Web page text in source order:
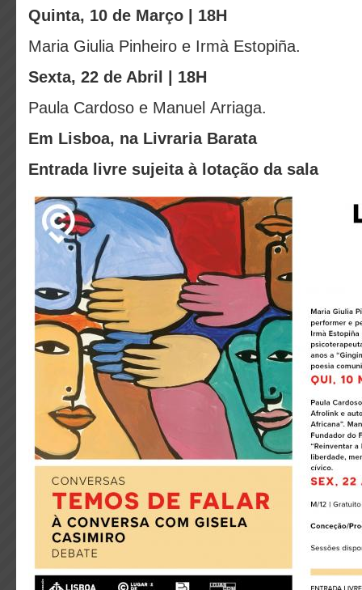
Quinta, 10 de Março | 18H
Maria Giulia Pinheiro e Irmà Estopiña.
Sexta, 22 de Abril | 18H
Paula Cardoso e Manuel Arriaga.
Em Lisboa, na Livraria Barata
Entrada livre sujeita à lotação da sala